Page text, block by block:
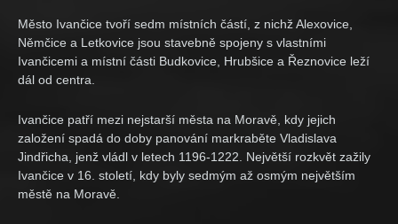
Město Ivančice tvoří sedm místních částí, z nichž Alexovice,
Němčice a Letkovice jsou stavebně spojeny s vlastními
Ivančicemi a místní části Budkovice, Hrubšice a Řeznovice leží
dál od centra.
Ivančice patří mezi nejstarší města na Moravě, kdy jejich
založení spadá do doby panování markraběte Vladislava
Jindřicha, jenž vládl v letech 1196-1222. Největší rozkvět zažily
Ivančice v 16. století, kdy byly sedmým až osmým největším
městě na Moravě.